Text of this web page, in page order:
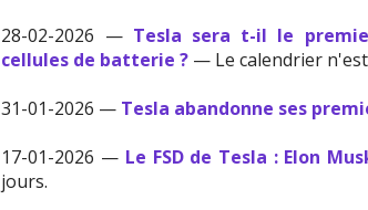
28-02-2026 — Tesla sera t-il le
cellules de batterie ? — Le calendrier
31-01-2026 — Tesla abandonne ses
17-01-2026 — Le FSD de Tesla : Elon
jours.